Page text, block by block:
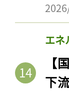
エネ
【
下